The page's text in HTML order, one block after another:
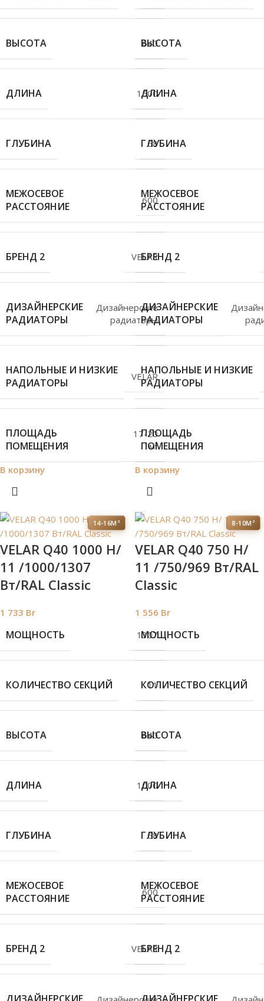
ВЫСОТА 640
ДЛИНА 1500
ГЛУБИНА 68
МЕЖОСЕВОЕ
РАССТОЯНИЕ
600
БРЕНД 2 VELAR
ДИЗАЙНЕРСКИЕ
РАДИАТОРЫ
Дизайнерские
радиаторы
НАПОЛЬНЫЕ И НИЗКИЕ
РАДИАТОРЫ
VELAR
ПЛОЩАДЬ
ПОМЕЩЕНИЯ
17-20
м²
В корзину
ВЫСОТА
ДЛИНА
ГЛУБИНА
МЕЖОСЕВОЕ
РАССТОЯНИЕ
БРЕНД 2
ДИЗАЙНЕРСКИЕ
РАДИАТОРЫ
НАПОЛЬНЫЕ И НИЗКИЕ
РАДИАТОРЫ
ПЛОЩАДЬ
ПОМЕЩЕНИЯ
В корзину
14-16М²
VELAR Q40 1000 H/
11 /1000/1307
Вт/RAL Classic
1 733 Br
МОЩНОСТЬ 1307
КОЛИЧЕСТВО СЕКЦИЙ 11
ВЫСОТА 640
ДЛИНА 1000
ГЛУБИНА 68
МЕЖОСЕВОЕ
РАССТОЯНИЕ
600
БРЕНД 2 VELAR
8-10М²
VELAR Q40 750 H/
11 /750/969 Вт/RAL
Classic
1 556 Br
МОЩНОСТЬ
КОЛИЧЕСТВО СЕКЦИЙ
ВЫСОТА
ДЛИНА
ГЛУБИНА
МЕЖОСЕВОЕ
РАССТОЯНИЕ
БРЕНД 2